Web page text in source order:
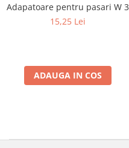
Adapatoare pentru pasari W 3
15,25 Lei
ADAUGA IN COS